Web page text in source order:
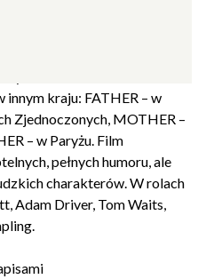
innym kraju: FATHER – w
Zjednoczonych, MOTHER –
– w Paryżu. Film
pełnych humoru, ale
charakterów. W rolach
Adam Driver, Tom Waits,